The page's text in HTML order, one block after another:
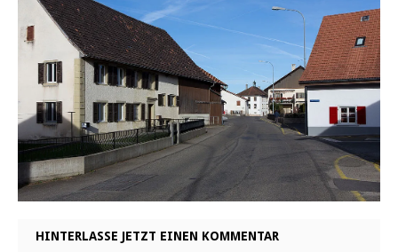
HINTERLASSE JETZT EINEN KOMMENTAR